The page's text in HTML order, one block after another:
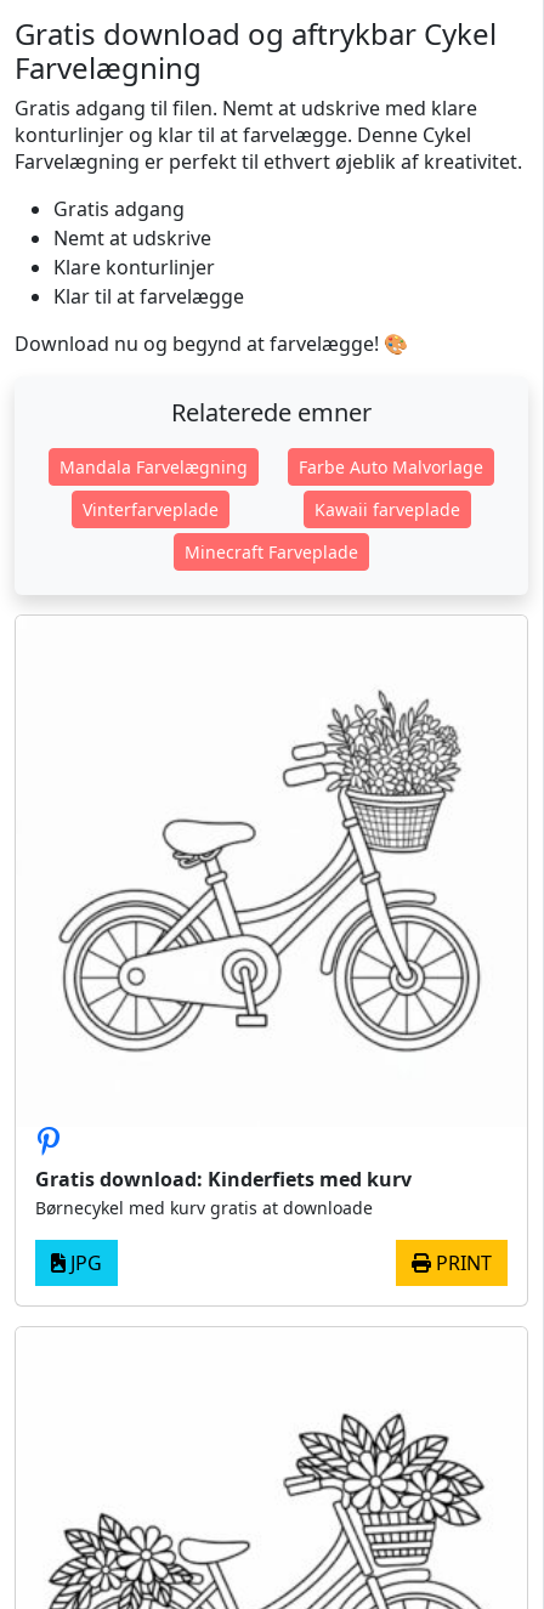
Gratis download og aftrykbar Cykel
Farvelægning
Gratis adgang til filen. Nemt at udskrive med klare
konturlinjer og klar til at farvelægge. Denne Cykel
Farvelægning er perfekt til ethvert øjeblik af kreativitet.
Gratis adgang
Nemt at udskrive
Klare konturlinjer
Klar til at farvelægge
Download nu og begynd at farvelægge! 🎨
Relaterede emner
Mandala Farvelægning
Farbe Auto Malvorlage
Vinterfarveplade
Kawaii farveplade
Minecraft Farveplade
Gratis download: Kinderfiets med kurv
Børnecykel med kurv gratis at downloade
JPG PRINT